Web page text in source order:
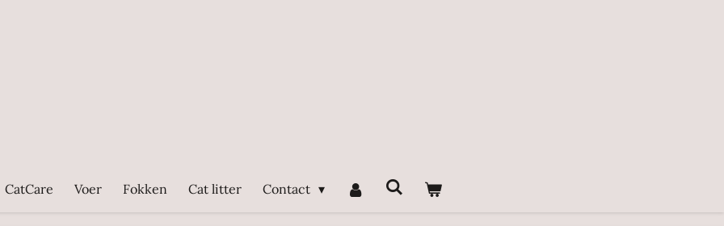
CatCare Voer Fokken Cat litter Contact